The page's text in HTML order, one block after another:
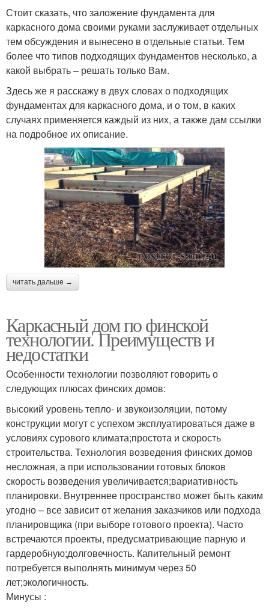
Стоит сказать, что заложение фундамента для
каркасного дома своими руками заслуживает отдельных
тем обсуждения и вынесено в отдельные статьи. Тем
более что типов подходящих фундаментов несколько, а
какой выбрать – решать только Вам.
Здесь же я расскажу в двух словах о подходящих
фундаментах для каркасного дома, и о том, в каких
случаях применяется каждый из них, а также дам ссылки
на подробное их описание.
читать дальше →
Каркасный дом по финской
технологии. Преимуществ и
недостатки
Особенности технологии позволяют говорить о
следующих плюсах финских домов:
высокий уровень тепло- и звукоизоляции, потому
конструкции могут с успехом эксплуатироваться даже в
условиях сурового климата;простота и скорость
строительства. Технология возведения финских домов
несложная, а при использовании готовых блоков
скорость возведения увеличивается;вариативность
планировки. Внутреннее пространство может быть каким
угодно – все зависит от желания заказчиков или подхода
планировщика (при выборе готового проекта). Часто
встречаются проекты, предусматривающие парную и
гардеробную;долговечность. Капительный ремонт
потребуется выполнять минимум через 50
лет;экологичность.
Минусы :